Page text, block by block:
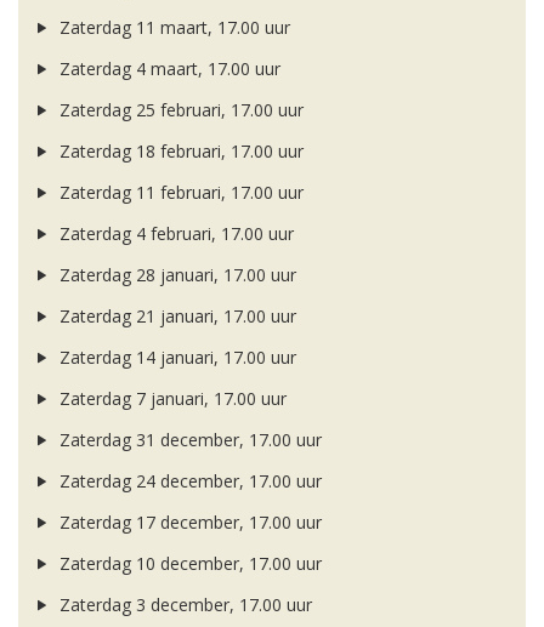
Zaterdag 11 maart, 17.00 uur
Zaterdag 4 maart, 17.00 uur
Zaterdag 25 februari, 17.00 uur
Zaterdag 18 februari, 17.00 uur
Zaterdag 11 februari, 17.00 uur
Zaterdag 4 februari, 17.00 uur
Zaterdag 28 januari, 17.00 uur
Zaterdag 21 januari, 17.00 uur
Zaterdag 14 januari, 17.00 uur
Zaterdag 7 januari, 17.00 uur
Zaterdag 31 december, 17.00 uur
Zaterdag 24 december, 17.00 uur
Zaterdag 17 december, 17.00 uur
Zaterdag 10 december, 17.00 uur
Zaterdag 3 december, 17.00 uur